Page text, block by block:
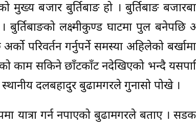
मुख्य बजार बुर्तिबाङ हो । बुर्तिबाङ
बुर्तिबाङको लक्ष्मीकुण्ड घाटमा पुल बनेपछि
परिवर्तन गर्नुपर्ने समस्या अहिलेको
काम सकिने छाँटकाँट नदेखिएको भन्दै
दलबहादुर बुढामगरले गुनासो पोखे ।
यात्रा गर्न नपाएको बुढामगरले बताए ।